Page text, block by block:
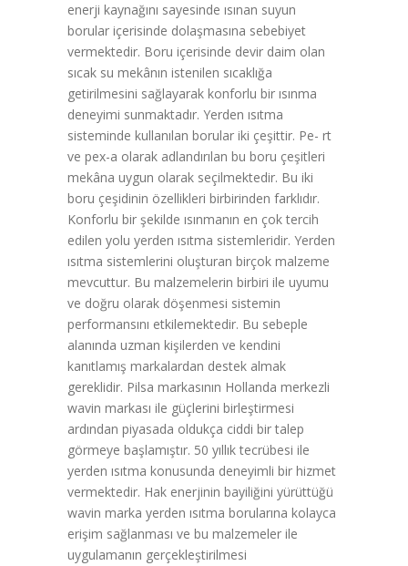
enerji kaynağını sayesinde ısınan suyun
borular içerisinde dolaşmasına sebebiyet
vermektedir. Boru içerisinde devir daim olan
sıcak su mekânın istenilen sıcaklığa
getirilmesini sağlayarak konforlu bir ısınma
deneyimi sunmaktadır. Yerden ısıtma
sisteminde kullanılan borular iki çeşittir. Pe- rt
ve pex-a olarak adlandırılan bu boru çeşitleri
mekâna uygun olarak seçilmektedir. Bu iki
boru çeşidinin özellikleri birbirinden farklıdır.
Konforlu bir şekilde ısınmanın en çok tercih
edilen yolu yerden ısıtma sistemleridir. Yerden
ısıtma sistemlerini oluşturan birçok malzeme
mevcuttur. Bu malzemelerin birbiri ile uyumu
ve doğru olarak döşenmesi sistemin
performansını etkilemektedir. Bu sebeple
alanında uzman kişilerden ve kendini
kanıtlamış markalardan destek almak
gereklidir. Pilsa markasının Hollanda merkezli
wavin markası ile güçlerini birleştirmesi
ardından piyasada oldukça ciddi bir talep
görmeye başlamıştır. 50 yıllık tecrübesi ile
yerden ısıtma konusunda deneyimli bir hizmet
vermektedir. Hak enerjinin bayiliğini yürüttüğü
wavin marka yerden ısıtma borularına kolayca
erişim sağlanması ve bu malzemeler ile
uygulamanın gerçekleştirilmesi